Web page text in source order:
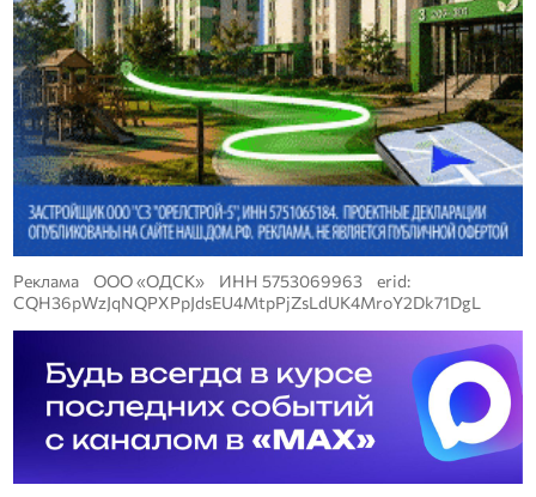
Реклама ООО «ОДСК» ИНН 5753069963 erid:
CQH36pWzJqNQPXPpJdsEU4MtpPjZsLdUK4MroY2Dk71DgL